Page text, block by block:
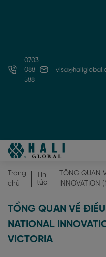
0703
088
588
Trang
chủ
Tin
tức
TỔNG QUAN
INNOVATION
TỔNG QUAN VỀ
NATIONAL
VICTORIA